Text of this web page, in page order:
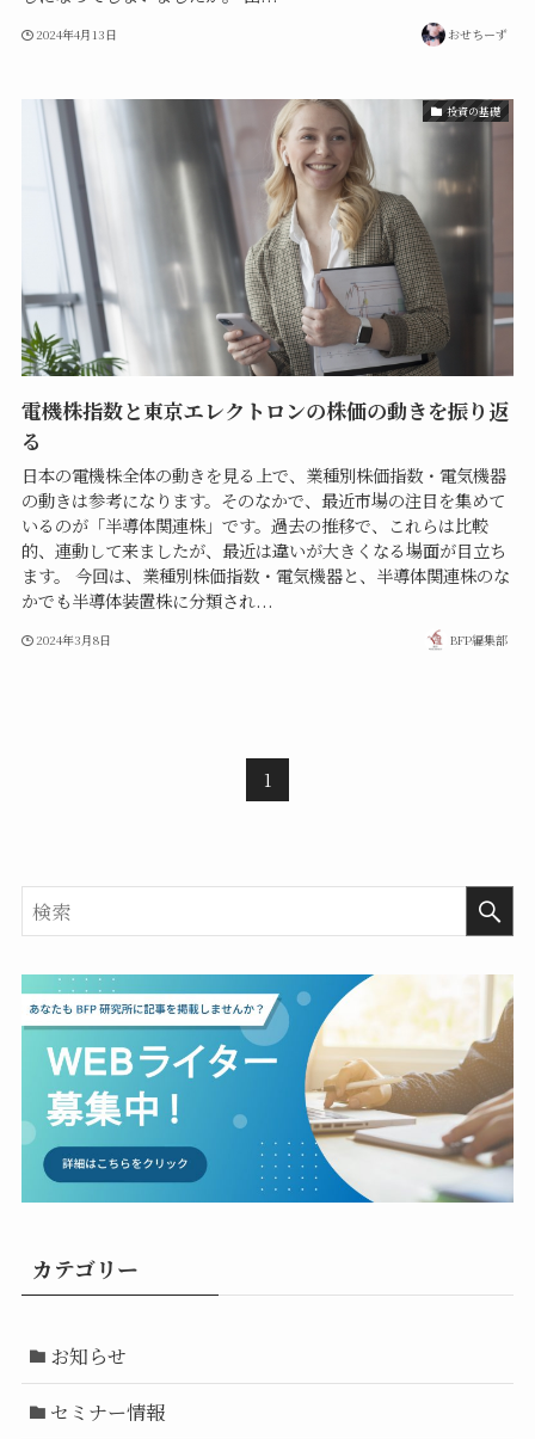
2024年4月13日 おせちーず
投資の基礎
電機株指数と東京エレクトロンの株価の動きを振り返
る
日本の電機株全体の動きを見る上で、業種別株価指数・電気機器
の動きは参考になります。そのなかで、最近市場の注目を集めて
いるのが「半導体関連株」です。過去の推移で、これらは比較
的、連動して来ましたが、最近は違いが大きくなる場面が目立ち
ます。 今回は、業種別株価指数・電気機器と、半導体関連株のな
かでも半導体装置株に分類され...
2024年3月8日 BFP編集部
1
カテゴリー
お知らせ
セミナー情報